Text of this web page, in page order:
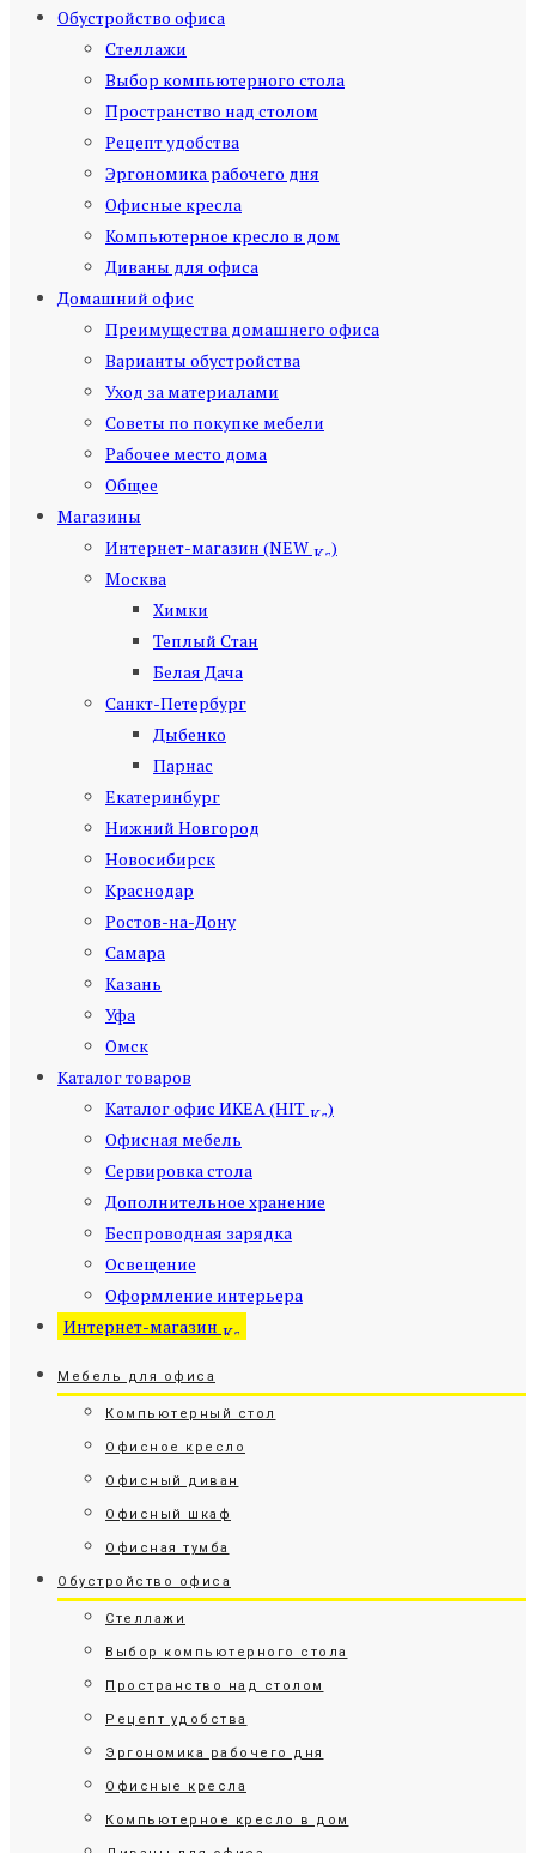
Обустройство офиса
Стеллажи
Выбор компьютерного стола
Пространство над столом
Рецепт удобства
Эргономика рабочего дня
Офисные кресла
Компьютерное кресло в дом
Диваны для офиса
Домашний офис
Преимущества домашнего офиса
Варианты обустройства
Уход за материалами
Советы по покупке мебели
Рабочее место дома
Общее
Магазины
Интернет-магазин (NEW
)
Москва
Химки
Теплый Стан
Белая Дача
Санкт-Петербург
Дыбенко
Парнас
Екатеринбург
Нижний Новгород
Новосибирск
Краснодар
Ростов-на-Дону
Самара
Казань
Уфа
Омск
Каталог товаров
Каталог офис ИКЕА (HIT
)
Офисная мебель
Сервировка стола
Дополнительное хранение
Беспроводная зарядка
Освещение
Оформление интерьера
Интернет-магазин
Мебель для офиса
Компьютерный стол
Офисное кресло
Офисный диван
Офисный шкаф
Офисная тумба
Обустройство офиса
Стеллажи
Выбор компьютерного стола
Пространство над столом
Рецепт удобства
Эргономика рабочего дня
Офисные кресла
Компьютерное кресло в дом